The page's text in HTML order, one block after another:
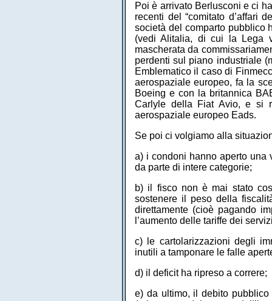
Poi è arrivato Berlusconi e ci
recenti del “comitato d’affari
società del comparto pubblico
(vedi Alitalia, di cui la Lega
mascherata da
perdenti sul piano industriale
Emblematico il caso di
aerospaziale europeo, fa la
Boeing e con la britannica
Carlyle della Fiat Avio, e si
aerospaziale europeo Eads.
Se poi ci volgiamo alla
a) i condoni hanno aperto
da parte di intere categorie;
b) il fisco non è mai stato
sostenere il peso della
direttamente (cioè pagando
l’aumento delle tariffe dei
c) le cartolarizzazioni degli
inutili a tamponare le falle
d) il deficit ha ripreso a correre;
e) da ultimo, il debito